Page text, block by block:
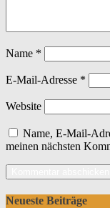
Name *
E-Mail-Adresse *
Website
Name, E-Mail-
meinen nächsten
Neueste Beiträge